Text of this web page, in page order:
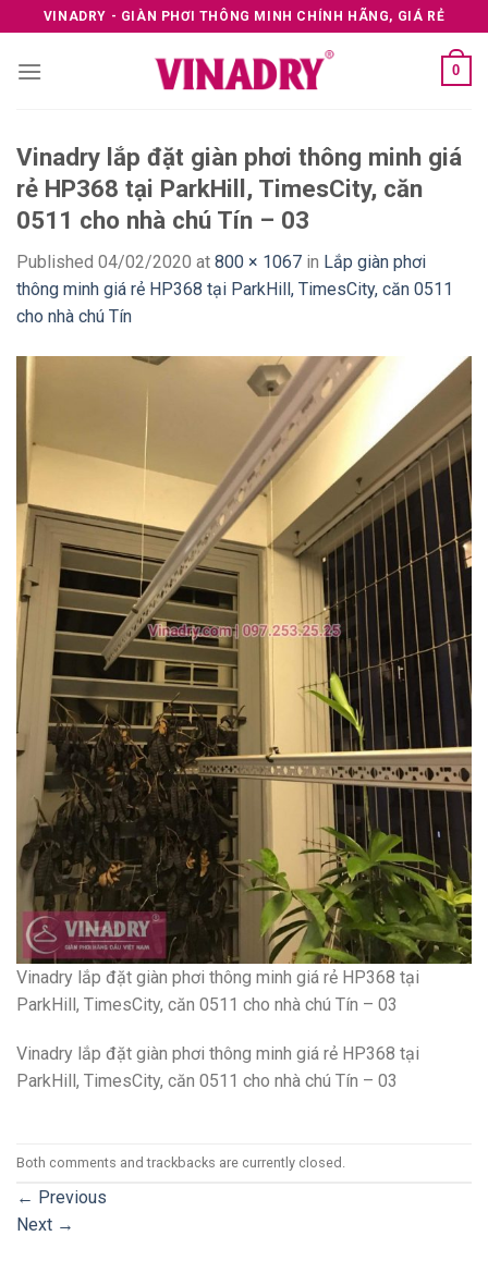
to
content
VINADRY - GIÀN PHƠI THÔNG MINH CHÍNH HÃNG, GIÁ RẺ
0
Vinadry lắp đặt giàn phơi thông minh giá
rẻ HP368 tại ParkHill, TimesCity, căn
0511 cho nhà chú Tín – 03
Published 04/02/2020 at 800 × 1067 in Lắp giàn phơi
thông minh giá rẻ HP368 tại ParkHill, TimesCity, căn 0511
cho nhà chú Tín
Vinadry lắp đặt giàn phơi thông minh giá rẻ HP368 tại
ParkHill, TimesCity, căn 0511 cho nhà chú Tín – 03
Vinadry lắp đặt giàn phơi thông minh giá rẻ HP368 tại
ParkHill, TimesCity, căn 0511 cho nhà chú Tín – 03
Both comments and trackbacks are currently closed.
← Previous
Next →